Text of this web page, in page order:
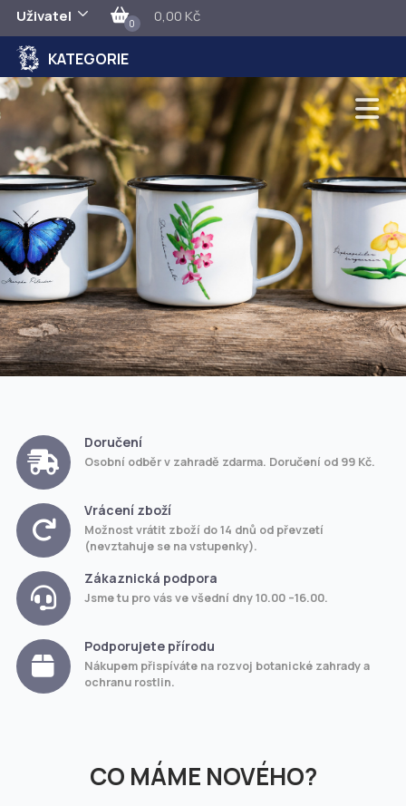
Uživatel 0 0,00 Kč
KATEGORIE
Doručení
Osobní odběr v zahradě zdarma. Doručení od 99 Kč.
Vrácení zboží
Možnost vrátit zboží do 14 dnů od převzetí
(nevztahuje se na vstupenky).
Zákaznická podpora
Jsme tu pro vás ve všední dny 10.00 –16.00.
Podporujete přírodu
Nákupem přispíváte na rozvoj botanické zahrady a
ochranu rostlin.
CO MÁME NOVÉHO?